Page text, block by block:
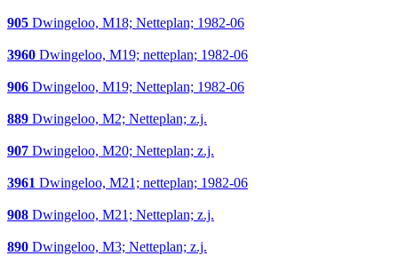
905 Dwingeloo, M18; Netteplan; 1982-06
3960 Dwingeloo, M19; netteplan; 1982-06
906 Dwingeloo, M19; Netteplan; 1982-06
889 Dwingeloo, M2; Netteplan; z.j.
907 Dwingeloo, M20; Netteplan; z.j.
3961 Dwingeloo, M21; netteplan; 1982-06
908 Dwingeloo, M21; Netteplan; z.j.
890 Dwingeloo, M3; Netteplan; z.j.